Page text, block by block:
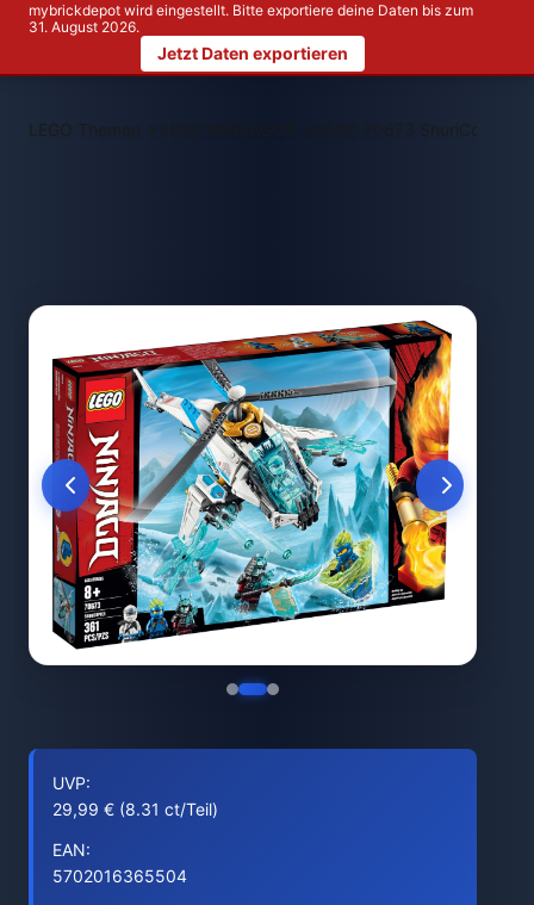
mybrickdepot wird eingestellt. Bitte exportiere deine Daten bis zum
31. August 2026.
Jetzt Daten exportieren
LEGO Themen > LEGO 70673 ShuriCopter
UVP:
29,99 € (8.31 ct/Teil)
EAN:
5702016365504